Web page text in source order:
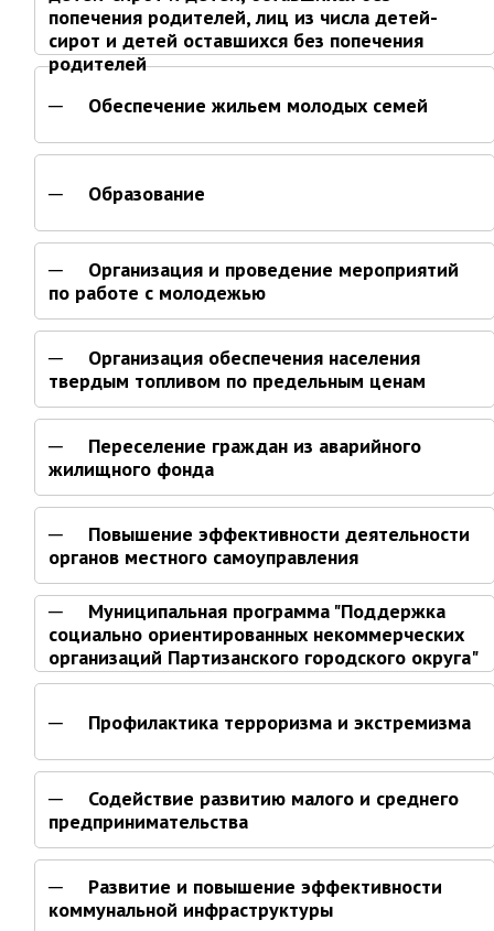
Контрольно-ревизионный отдел
Отдел ЗАГС
Отдел культуры
кадров
Отдел по осуществлению
внутреннего финансового аудита
Отдел правового обеспечения
Положение об отделе
Об утверждении положения
об отделе правового
обеспечения администрации
Партизанск Приморского
круая
Отдел физической культуры и
спорта
Муниципальный архив
✆ Телефонный справочник
График работы
Информация о ходе выполнения
год
Информация о ходе выполнения
перспективного плана работы на 2024
перспективного плана работы на 2023
год
попечения родителей, лиц из числа детей-
сирот и детей оставшихся без попечения
родителей
Обеспечение жильем молодых семей
Образование
Организация и проведение мероприятий
по работе с молодежью
Организация обеспечения населения
твердым топливом по предельным ценам
Переселение граждан из аварийного
жилищного фонда
Повышение эффективности деятельности
органов местного самоуправления
Муниципальная программа "Поддержка
социально ориентированных некоммерческих
организаций Партизанского городского округа"
Профилактика терроризма и экстремизма
Содействие развитию малого и среднего
предпринимательства
Развитие и повышение эффективности
коммунальной инфраструктуры